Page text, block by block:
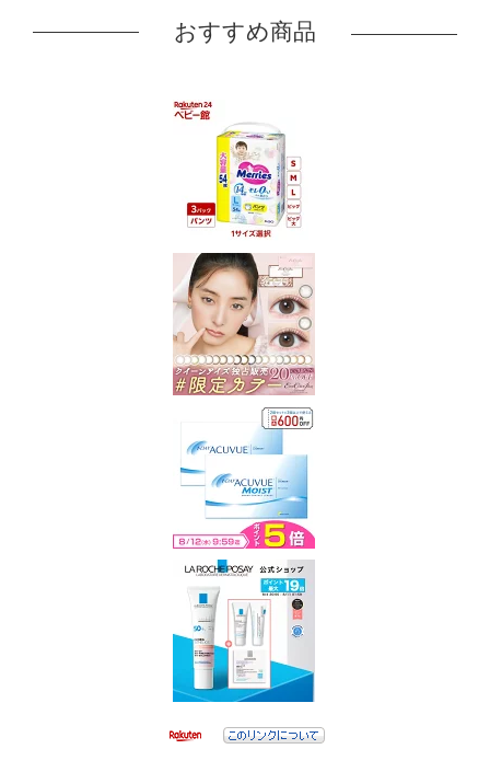
おすすめ商品